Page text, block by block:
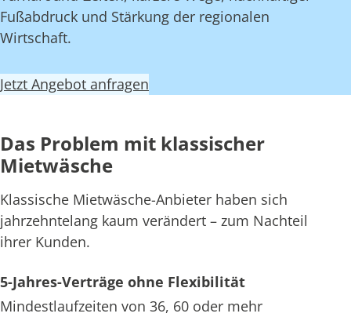
Fußabdruck und Stärkung der regionalen
Wirtschaft.
Jetzt Angebot anfragen
Das Problem mit klassischer
Mietwäsche
Klassische Mietwäsche-Anbieter haben sich
jahrzehntelang kaum verändert – zum Nachteil
ihrer Kunden.
5-Jahres-Verträge ohne Flexibilität
Mindestlaufzeiten von 36, 60 oder mehr